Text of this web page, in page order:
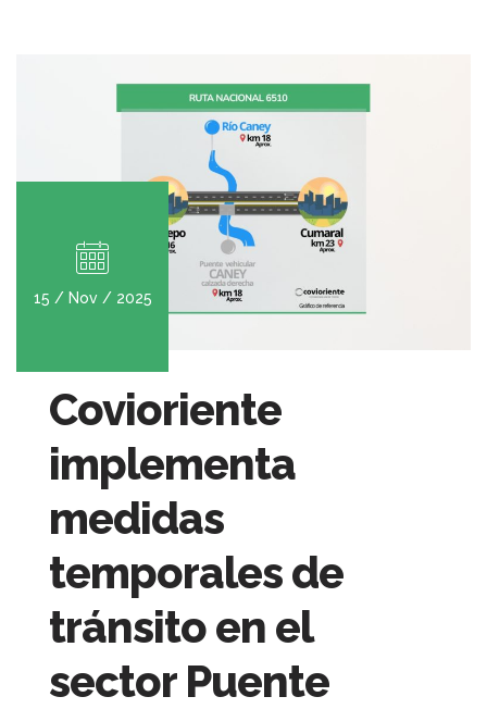
15 / Nov / 2025
Covioriente
implementa
medidas
temporales de
tránsito en el
sector Puente